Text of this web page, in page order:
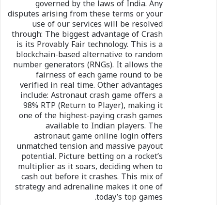
governed by the laws of India. Any
disputes arising from these terms or your
use of our services will be resolved
through: The biggest advantage of Crash
is its Provably Fair technology. This is a
blockchain-based alternative to random
number generators (RNGs). It allows the
fairness of each game round to be
verified in real time. Other advantages
include: Astronaut crash game offers a
98% RTP (Return to Player), making it
one of the highest-paying crash games
available to Indian players. The
astronaut game online login offers
unmatched tension and massive payout
potential. Picture betting on a rocket’s
multiplier as it soars, deciding when to
cash out before it crashes. This mix of
strategy and adrenaline makes it one of
today’s top games.